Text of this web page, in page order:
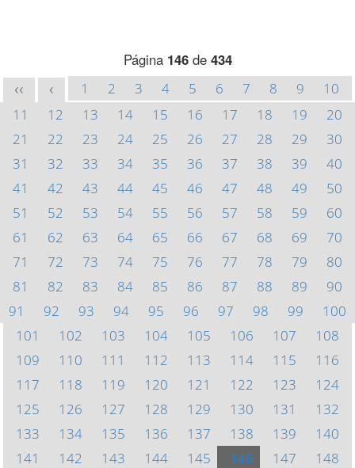
Página 146de 434
<< < 1 2 3 4 5 6 7 8 9
10
11
12 13 14 15 16 17 18 19
20
21
22 23 24 25 26 27 28 29
30
31
32 33 34 35 36 37 38 39
40
41
42 43 44 45 46 47 48 49
50
51
52 53 54 55 56 57 58 59
60
61
62 63 64 65 66 67 68 69
70
71
72 73 74 75 76 77 78 79
80
81
82 83 84 85 86 87 88 89
90
91
92 93 94 95 96 97 98 99
100
101
102 103 104 105 106 107
108
109
110 111 112 113 114 115
116
117
118 119 120 121 122 123
124
125
126 127 128 129 130 131
132
133
134 135 136 137 138 139
140
141
142 143 144 145 146 147
148